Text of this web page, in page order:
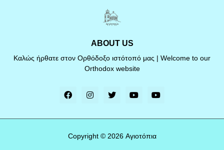
ABOUT US
Καλώς ήρθατε στον Ορθόδοξο ιστότοπό μας | Welcome to our
Orthodox website
Copyright © 2026 Αγιοτόπια